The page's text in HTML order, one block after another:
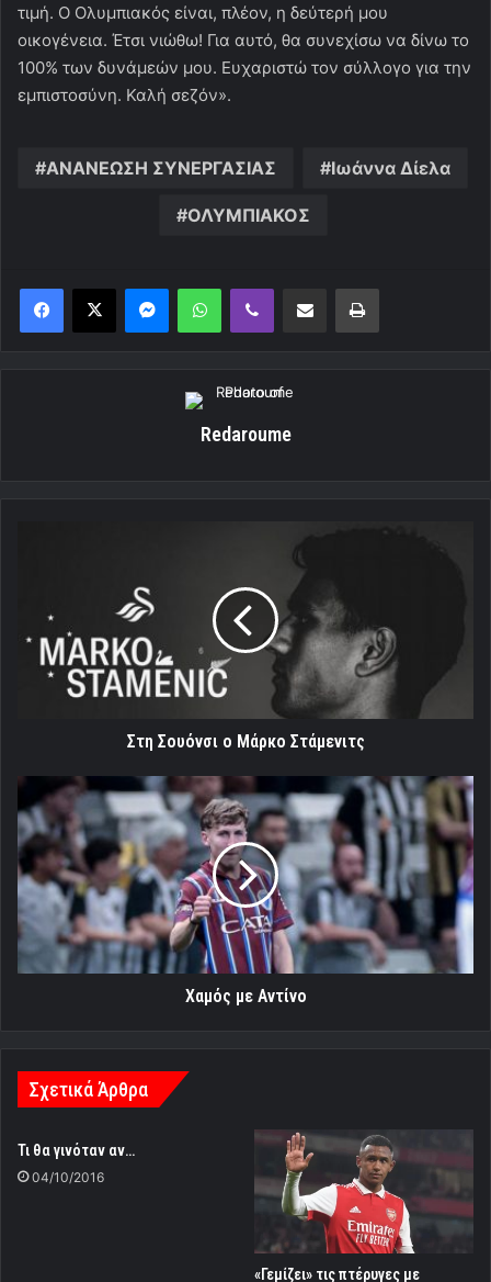
τιμή. Ο Ολυμπιακός είναι, πλέον, η δεύτερή μου
οικογένεια. Έτσι νιώθω! Για αυτό, θα συνεχίσω να δίνω το
100% των δυνάμεών μου. Ευχαριστώ τον σύλλογο για την
εμπιστοσύνη. Καλή σεζόν».
ΑΝΑΝΕΩΣΗ ΣΥΝΕΡΓΑΣΙΑΣ Ιωάννα Δίελα
ΟΛΥΜΠΙΑΚΟΣ
MessengerWhatsAppViber Κοινοποίηση μέσω ηλεκτρονικού ταχυδρομείουΕκτύπωση
Redaroume
Στάμενιτς
Στη Σουόνσι ο Μάρκο Στάμενιτς
Χαμός
με
Αντίνο
Χαμός με Αντίνο
Σχετικά Άρθρα
Τι θα γινόταν αν…
04/10/2016
«Γεμίζει» τις πτέρυγες με